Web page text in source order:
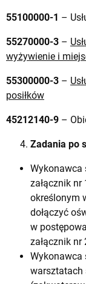
55100000-1 –
55270000-3 –
wyżywienie i
55300000-3 –
posiłków
45212140-9 –
Zadania po
Wykonawca
załącznik
określonym
dołączyć
w
załącznik
Wykonawca
warsztatach